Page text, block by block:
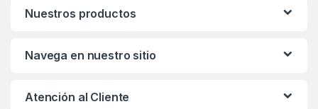
Nuestros productos
Navega en nuestro sitio
Atención al Cliente